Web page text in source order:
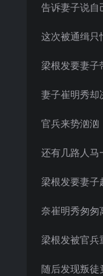
告诉妻子说自
这次被通缉只
梁根发要妻子
妻子崔明秀却
官兵来势汹汹
还有几路人马
梁根发要妻
奈崔明秀匆匆
梁根发被官兵
随后发现叛